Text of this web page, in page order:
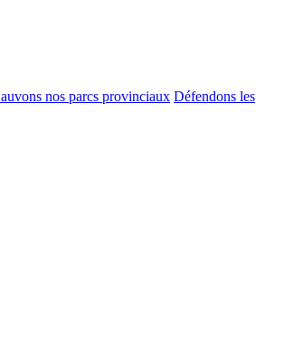
nos parcs provinciaux Défendons les